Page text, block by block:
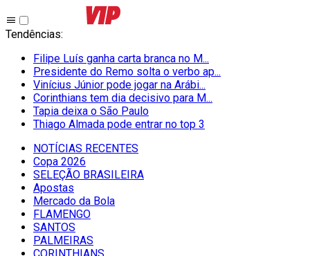
Tendências:
Filipe Luís ganha carta branca no M...
Presidente do Remo solta o verbo ap...
Vinícius Júnior pode jogar na Arábi...
Corinthians tem dia decisivo para M...
Tapia deixa o São Paulo
Thiago Almada pode entrar no top 3
NOTÍCIAS RECENTES
Copa 2026
SELEÇÃO BRASILEIRA
Apostas
Mercado da Bola
FLAMENGO
SANTOS
PALMEIRAS